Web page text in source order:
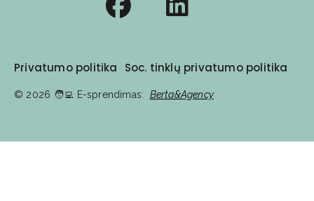
Privatumo politika Soc. tinklų privatumo politika
© 2026 🧑‍💻️ E-sprendimas: Berta&Agency